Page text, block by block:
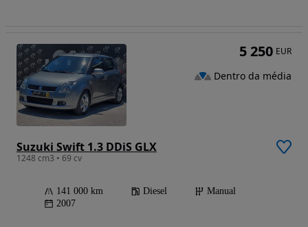
Suzuki Swift 1.3 DDiS GLX
1248 cm3 • 69 cv
141 000 km Diesel
Manual
2007
5 250 EUR
Dentro da média